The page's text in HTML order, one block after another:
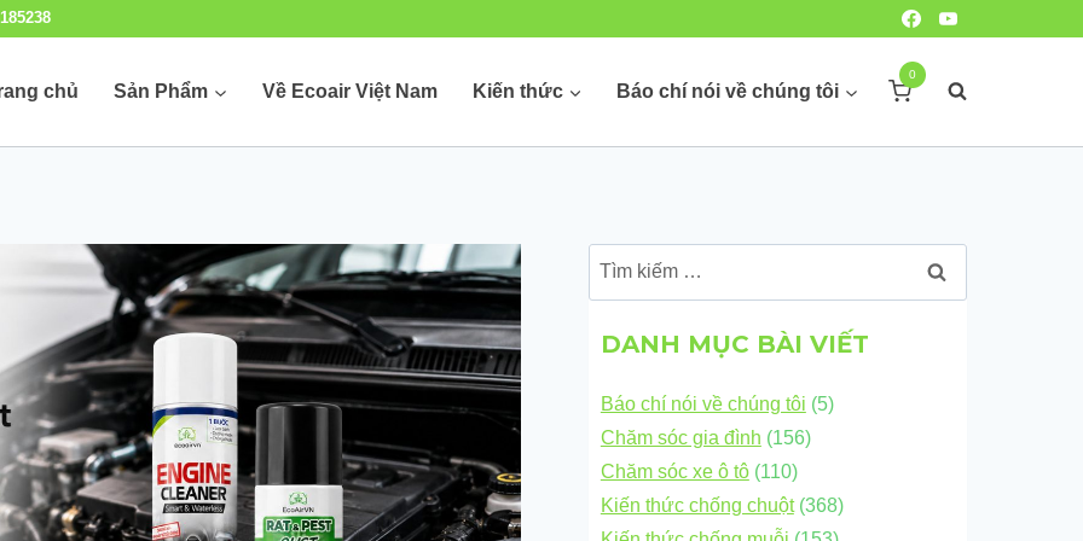
chủ Sản Phẩm Về Ecoair Việt Nam Kiến thức Báo chí nói về chúng tôi
0
Tìm
kiếm
cho:
DANH MỤC BÀI VIẾT
Báo chí nói về chúng tôi (5)
Chăm sóc gia đình (156)
Chăm sóc xe ô tô(110)
Kiến thức chống chuột(368)